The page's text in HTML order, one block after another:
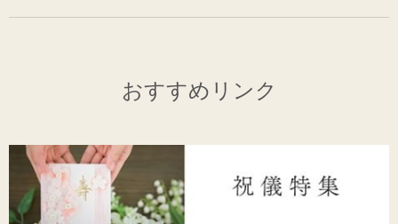
おすすめリンク